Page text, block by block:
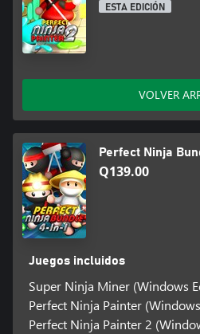
ESTA EDICIÓN
VOLVER
Perfect Ninja
Q139.00
Juegos incluidos
Super Ninja Miner (Windows
Perfect Ninja Painter
Perfect Ninja Painter 2